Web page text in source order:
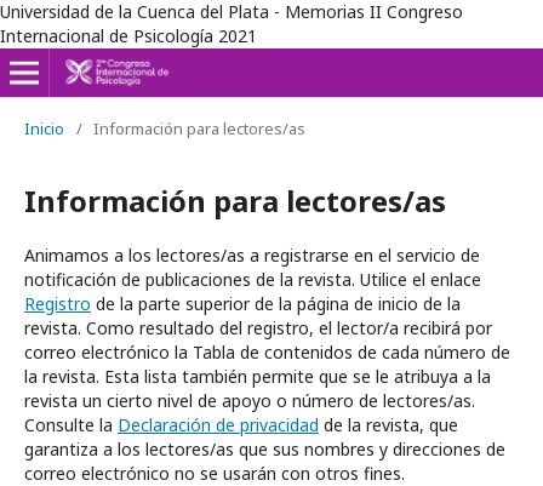
Universidad de la Cuenca del Plata - Memorias II Congreso
Internacional de Psicología 2021
Inicio / Información para lectores/as
Información para lectores/as
Animamos a los lectores/as a registrarse en el servicio de
notificación de publicaciones de la revista. Utilice el enlace
Registro de la parte superior de la página de inicio de la
revista. Como resultado del registro, el lector/a recibirá por
correo electrónico la Tabla de contenidos de cada número de
la revista. Esta lista también permite que se le atribuya a la
revista un cierto nivel de apoyo o número de lectores/as.
Consulte la Declaración de privacidad de la revista, que
garantiza a los lectores/as que sus nombres y direcciones de
correo electrónico no se usarán con otros fines.